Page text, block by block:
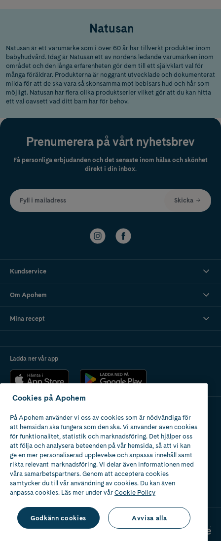
Natusan
Natusan är ett varumärke som i över 60 år har tillverkt produkter inom
babyhudvård. Idag är Natusan ett av nordens ledande varumärken inom
området och den långa erfarenheten gör dem till ett självklart val för
många föräldrar. Produkterna är noggrant utvecklade och dokumenterat
milda för att de ska vara så skonsamma mot bebisars hud och hår som
möjligt. Natusan har flera olika produktserier vilket gör att du kan hitta
ett val oavsett vad ditt barn har för behov.
Prenumerera på vårt nyhetsbrev
Få personliga erbjudanden och det senaste inom hälsa och skönhet
direkt i din inbox.
Fyll i mailadress Skicka
Kundservice
Om Apohem
Mina recept
Ladda ner vår app
Apotek med tillstånd
av Läkemedelsverket
2024
Cookies på Apohem
På Apohem använder vi oss av cookies som är nödvändiga för
att hemsidan ska fungera som den ska. Vi använder även cookies
för funktionalitet, statistik och marknadsföring. Det hjälper oss
att följa och analysera beteenden på vår hemsida, så att vi kan
ge en mer personaliserad upplevelse och anpassa innehåll samt
rikta relevant marknadsföring. Vi delar även informationen med
våra samarbetspartners. Genom att acceptera cookies
samtycker du till vår användning av cookies. Du kan även
anpassa cookies. Läs mer under vårCookie Policy
Godkänn cookies Avvisa alla